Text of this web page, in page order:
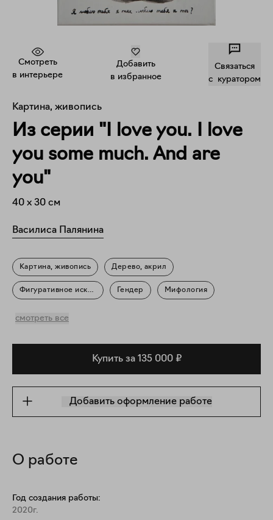
Смотреть
в интерьере
Добавить
в избранное
Связаться
c куратором
Картина, живопись
Из серии "I love you. I love
you some much. And are
you"
40 x 30 см
Василиса Палянина
Картина, живопись Дерево, акрил
Фигуративное искусство Гендер Мифология
смотреть все
Купить за 135 000 ₽
Добавить оформление работе
О работе
Год создания работы:
2020г.